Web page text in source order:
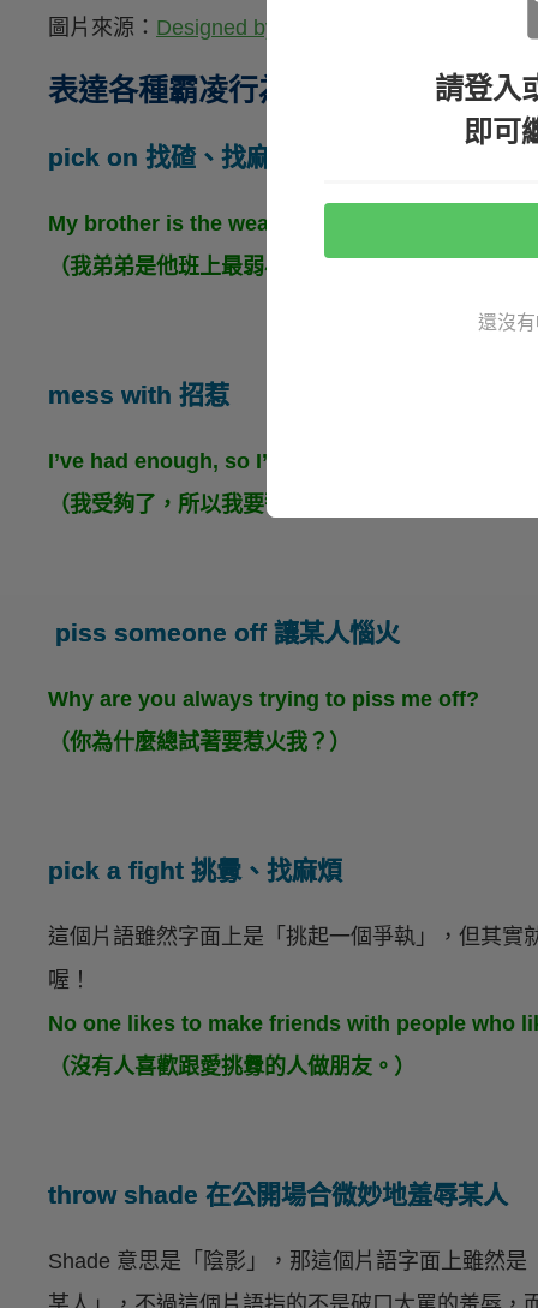
圖片來源： Designed by Freepik
表達各種霸凌行為
pick on 找碴、找麻煩
My brother is the weakest in his class, and
（我弟弟是他班上最弱小的，我們都很擔心他可能
mess with 招惹
I’ve had enough, so I’m warning you not to
（我受夠了，所以我要警告你不要招惹我。）
piss someone off 讓某人惱火
Why are you always trying to piss me off?
（你為什麼總試著要惹火我？）
pick a fight 挑釁、找麻煩
這個片語雖然字面上是「挑起一個爭執」，但其
喔！
No one likes to make friends with people who
（沒有人喜歡跟愛挑釁的人做朋友。）
throw shade 在公開場合微妙地羞辱某人
Shade 意思是「陰影」，那這個片語字面上雖然
請登入
即可
還沒